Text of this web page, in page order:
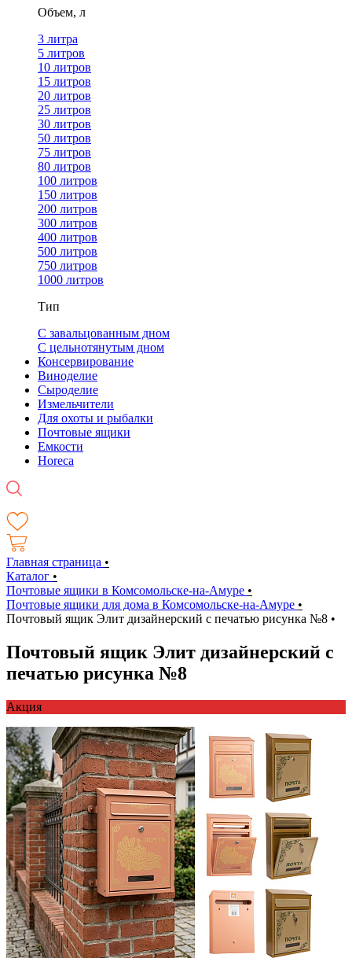
Объем, л
3 литра
5 литров
10 литров
15 литров
20 литров
25 литров
30 литров
50 литров
75 литров
80 литров
100 литров
150 литров
200 литров
300 литров
400 литров
500 литров
750 литров
1000 литров
Тип
С завальцованным дном
С цельнотянутым дном
Консервирование
Виноделие
Сыроделие
Измельчители
Для охоты и рыбалки
Почтовые ящики
Емкости
Horeca
Главная страница •
Каталог •
Почтовые ящики в Комсомольске-на-Амуре •
Почтовые ящики для дома в Комсомольске-на-Амуре •
Почтовый ящик Элит дизайнерский с печатью рисунка №8 •
Почтовый ящик Элит дизайнерский с
печатью рисунка №8
Акция